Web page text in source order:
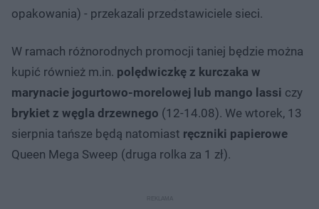
opakowania) - przekazali przedstawiciele sieci.
W ramach różnorodnych promocji taniej będzie można
kupić również m.in. polędwiczkę z kurczaka w
marynacie jogurtowo-morelowej lub mango lassi czy
brykiet z węgla drzewnego (12-14.08). We wtorek, 13
sierpnia tańsze będą natomiast ręczniki papierowe
Queen Mega Sweep (druga rolka za 1 zł).